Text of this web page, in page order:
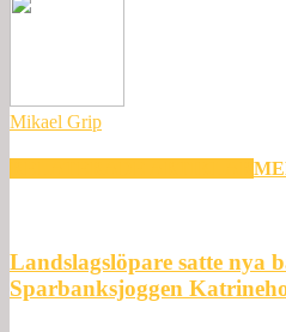
Mikael Grip
Landslagslöpare satte nya
Sparbanksjoggen